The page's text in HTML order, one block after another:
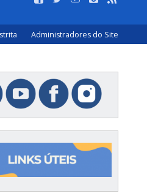
Administradores do Site